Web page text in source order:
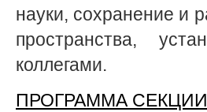
науки, сохранение и
пространства,
коллегами.
ПРОГРАММА СЕКЦИИ